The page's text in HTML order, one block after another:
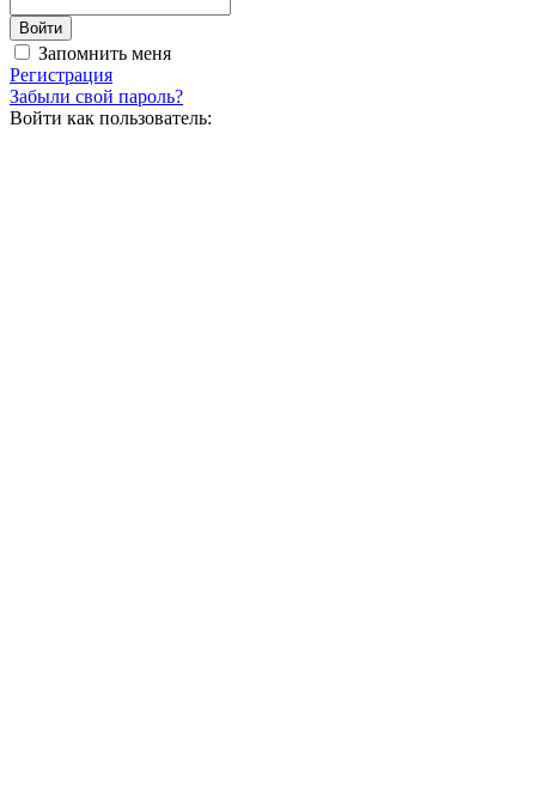
Запомнить меня
Регистрация
Забыли свой пароль?
Войти как пользователь: